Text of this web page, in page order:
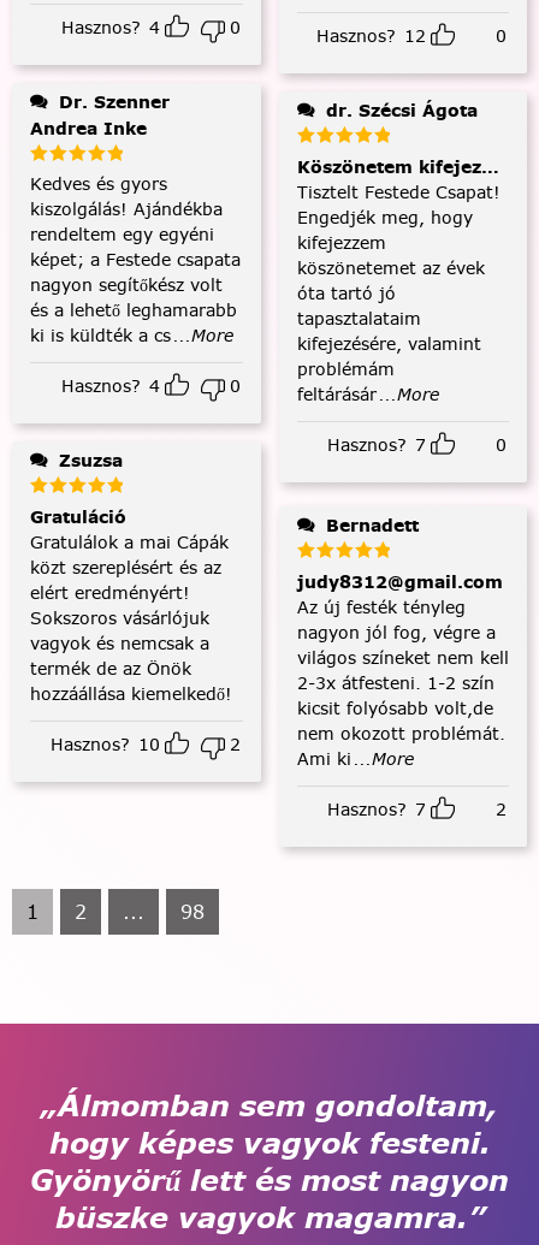
Hasznos? 4 0
Andrea Inke
Kedves és gyors
kiszolgálás! Ajándékba
rendeltem egy egyéni
képet; a Festede csapata
nagyon segítőkész volt
és a lehető leghamarabb
ki is küldték a cs...More
Hasznos? 4 0
Zsuzsa
Gratuláció
Gratulálok a mai Cápák
közt szereplésért és az
elért eredményért!
Sokszoros vásárlójuk
vagyok és nemcsak a
termék de az Önök
hozzáállása kiemelkedő!
Hasznos? 10 2
Hasznos? 12 0
dr. Szécsi Ágota
Köszönetem kifejezése
Tisztelt Festede Csapat!
Engedjék meg, hogy
kifejezzem
köszönetemet az évek
óta tartó jó
tapasztalataim
kifejezésére, valamint
problémám
feltárásár...More
Hasznos? 7 0
Bernadett
judy8312@gmail.com
Az új festék tényleg
nagyon jól fog, végre a
világos színeket nem kell
2-3x átfesteni. 1-2 szín
kicsit folyósabb volt,de
nem okozott problémát.
Ami ki ...More
Hasznos? 7 2
1 2 ... 98
„Álmomban sem gondoltam,
hogy képes vagyok festeni.
Gyönyörű lett és most nagyon
büszke vagyok magamra.”